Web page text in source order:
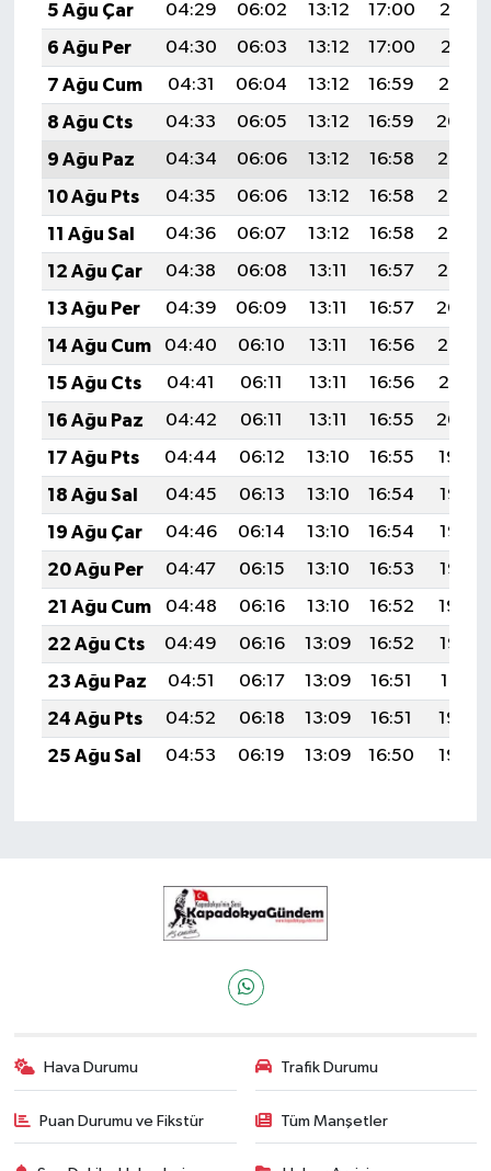
5 Ağu Çar
04:29 06:02 13:12 17:00
20:13
6 Ağu Per
04:30 06:03 13:12 17:00
20:11
7 Ağu Cum
04:31 06:04 13:12 16:59
20:10
8 Ağu Cts
04:33 06:05 13:12 16:59
20:09
9 Ağu Paz
04:34 06:06 13:12 16:58
20:08
10 Ağu Pts
04:35 06:06 13:12 16:58
20:07
11 Ağu Sal
04:36 06:07 13:12 16:58
20:06
12 Ağu Çar
04:38 06:08 13:11 16:57
20:05
13 Ağu Per
04:39 06:09 13:11 16:57
20:04
14 Ağu Cum
04:40 06:10 13:11 16:56
20:02
15 Ağu Cts
04:41 06:11 13:11 16:56
20:01
16 Ağu Paz
04:42 06:11 13:11 16:55
20:00
17 Ağu Pts
04:44 06:12 13:10 16:55
19:59
18 Ağu Sal
04:45 06:13 13:10 16:54
19:57
19 Ağu Çar
04:46 06:14 13:10 16:54
19:56
20 Ağu Per
04:47 06:15 13:10 16:53
19:55
21 Ağu Cum
04:48 06:16 13:10 16:52
19:54
22 Ağu Cts
04:49 06:16 13:09 16:52
19:52
23 Ağu Paz
04:51 06:17 13:09 16:51
19:51
24 Ağu Pts
04:52 06:18 13:09 16:51
19:50
25 Ağu Sal
04:53 06:19 13:09 16:50 19:48
Hava Durumu Trafik Durumu
Puan Durumu ve Fikstür Tüm Manşetler